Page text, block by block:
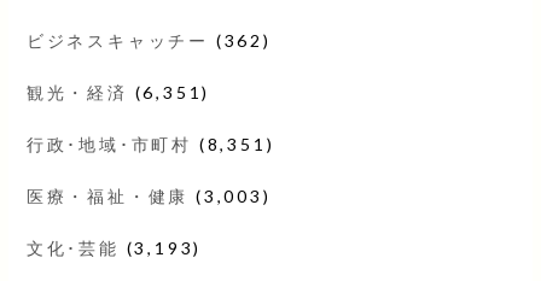
ビジネスキャッチー (362)
観光・経済 (6,351)
行政･地域･市町村 (8,351)
医療・福祉・健康 (3,003)
文化･芸能 (3,193)